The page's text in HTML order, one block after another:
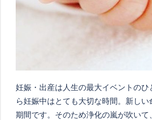
妊娠・出産は人生の最大イベントのひ
ら妊娠中はとても大切な時間。新し
期間です。そのため浄化の嵐が吹いて